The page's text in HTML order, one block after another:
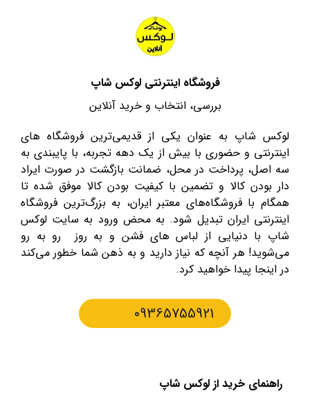
فروشگاه اینترنتی لوکس شاپ
بررسی، انتخاب و خرید آنلاین
لوکس شاپ به عنوان یکی از قدیمی‌ترین فروشگاه های
اینترنتی و حضوری با بیش از یک دهه تجربه، با پایبندی به
سه اصل، پرداخت در محل، ضمانت بازگشت در صورت ایراد
دار بودن کالا و تضمین با کیفیت بودن کالا موفق شده تا
همگام با فروشگاه‌های معتبر ایران، به بزرگ‌ترین فروشگاه
اینترنتی ایران تبدیل شود. به محض ورود به سایت لوکس
شاپ با دنیایی از لباس های فشن و به روز رو به رو
می‌شوید! هر آنچه که نیاز دارید و به ذهن شما خطور می‌کند
در اینجا پیدا خواهید کرد.
09365755921
راهنمای خرید از لوکس شاپ